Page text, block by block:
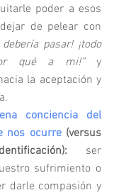
poder a esos
de pelear con
debería pasar! ¡todo
qué a mi!” y
la aceptación y
conciencia del
nos ocurre (versus
ser
sufrimiento o
darle compasión y